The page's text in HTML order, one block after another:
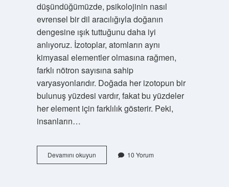
düşündüğümüzde, psikolojinin nasıl
evrensel bir dil aracılığıyla doğanın
dengesine ışık tuttuğunu daha iyi
anlıyoruz. İzotoplar, atomların aynı
kimyasal elementler olmasına rağmen,
farklı nötron sayısına sahip
varyasyonlarıdır. Doğada her izotopun bir
bulunuş yüzdesi vardır, fakat bu yüzdeler
her element için farklılık gösterir. Peki,
insanların…
Devamını okuyunİzotop
atomların
10 Yorum